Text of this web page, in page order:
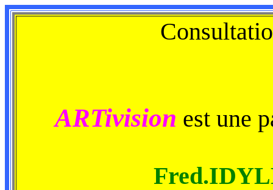
ARTivision est une